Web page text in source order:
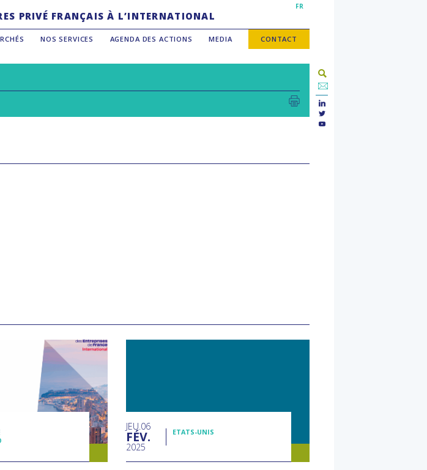
FR
PRIVÉ FRANÇAIS À L’INTERNATIONAL
NOS SERVICES AGENDA DES ACTIONS MEDIA CONTACT
JEU 06
FÉV
2025
ETATS-UNIS